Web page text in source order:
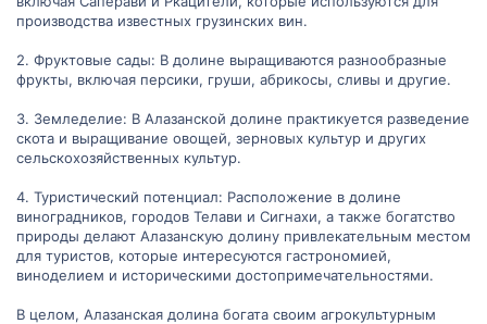
производства известных грузинских вин.
2. Фруктовые сады: В долине выращиваются разнообразные
фрукты, включая персики, груши, абрикосы, сливы и другие.
3. Земледелие: В Алазанской долине практикуется разведение
скота и выращивание овощей, зерновых культур и других
сельскохозяйственных культур.
4. Туристический потенциал: Расположение в долине
виноградников, городов Телави и Сигнахи, а также богатство
природы делают Алазанскую долину привлекательным местом
для туристов, которые интересуются гастрономией,
виноделием и историческими достопримечательностями.
В целом, Алазанская долина богата своим агрокультурным